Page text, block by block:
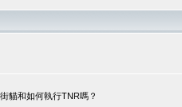
貓和如何執行TNR嗎？